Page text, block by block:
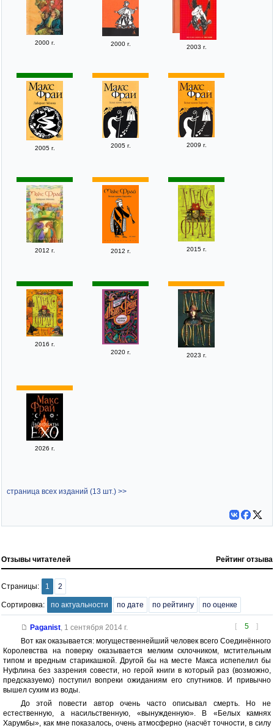
2000 г. 2000 г. 2003 г.
2005 г. 2005 г. 2009 г.
2012 г. 2012 г. 2015 г.
2016 г.
2020 г.
2023 г.
2026 г.
страница всех изданий (13 шт.) >>
Отзывы читателей Рейтинг отзыва
Страницы: 1 2
Сортировка: по актуальности по дате по рейтингу по оценке
[ 5 ]
Paganist, 1 сентября 2014 г.
Вот как оказывается: могущественнейший человек всего Соединённого
Королевства на поверку оказывается мелким склочником, мстительным
типом и вредным старикашкой. Другой бы на месте Макса испепелил бы
Нуфлина без зазрения совести, но герой книги в который раз (возможно,
предсказуемо) поступил вопреки ожиданиям его спутников. И привычно
вышел сухим из воды.
До этой повести автор очень часто описывал смерть. Но не
естественную, а насильственную, «вынужденную». В «Белых камнях
Харумбы», как мне показалось, очень атмосферно (насчёт точности, в силу